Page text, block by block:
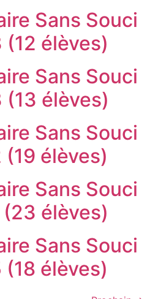
Sans Souci
(12 élèves)
Sans Souci
(13 élèves)
Sans Souci
(19 élèves)
Sans Souci
(23 élèves)
Sans Souci
(18 élèves)